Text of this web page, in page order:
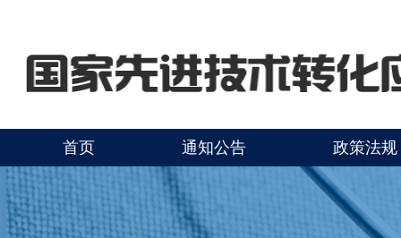
首页 通知公告 政策法规